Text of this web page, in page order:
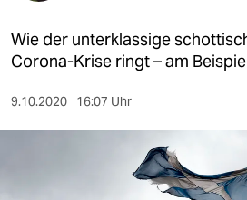
kultur
sport
berlin
Wie der unterklassige
Corona-Krise ringt – am
9.10.2020 16:07 Uhr